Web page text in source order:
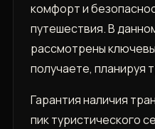
комфорт и
путешествия. В
рассмотрены
получаете‚ планируя
Гарантия наличия
пик туристического